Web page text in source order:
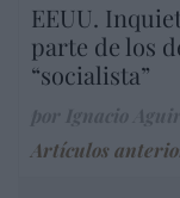
EEUU.
parte de los
“socialista”
Artículos